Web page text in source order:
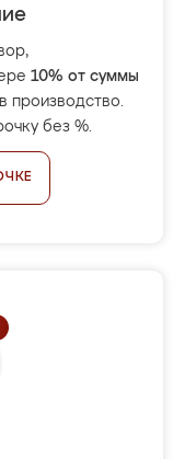
10% от суммы
производство.
без %.